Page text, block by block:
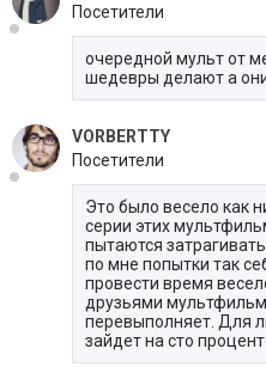
Посетители
очередной мульт от
шедевры делают а
VORBERTTY
Посетители
Это было весело как
серии этих
пытаются
по мне попытки так
провести время
друзьями
перевыполняет. Для
зайдет на сто